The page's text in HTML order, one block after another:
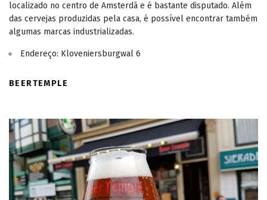
localizado no centro de Amsterdã e é bastante disputado. Além
das cervejas produzidas pela casa, é possível encontrar também
algumas marcas industrializadas.
Endereço: Kloveniersburgwal 6
BEERTEMPLE